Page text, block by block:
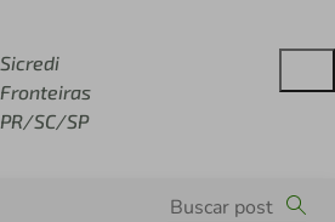
Sicredi
Fronteiras
PR/SC/SP